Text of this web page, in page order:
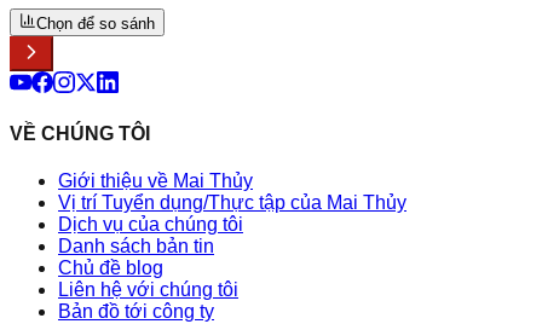
Chọn để so sánh
VỀ CHÚNG TÔI
Giới thiệu về Mai Thủy
Vị trí Tuyển dụng/Thực tập của Mai Thủy
Dịch vụ của chúng tôi
Danh sách bản tin
Chủ đề blog
Liên hệ với chúng tôi
Bản đồ tới công ty